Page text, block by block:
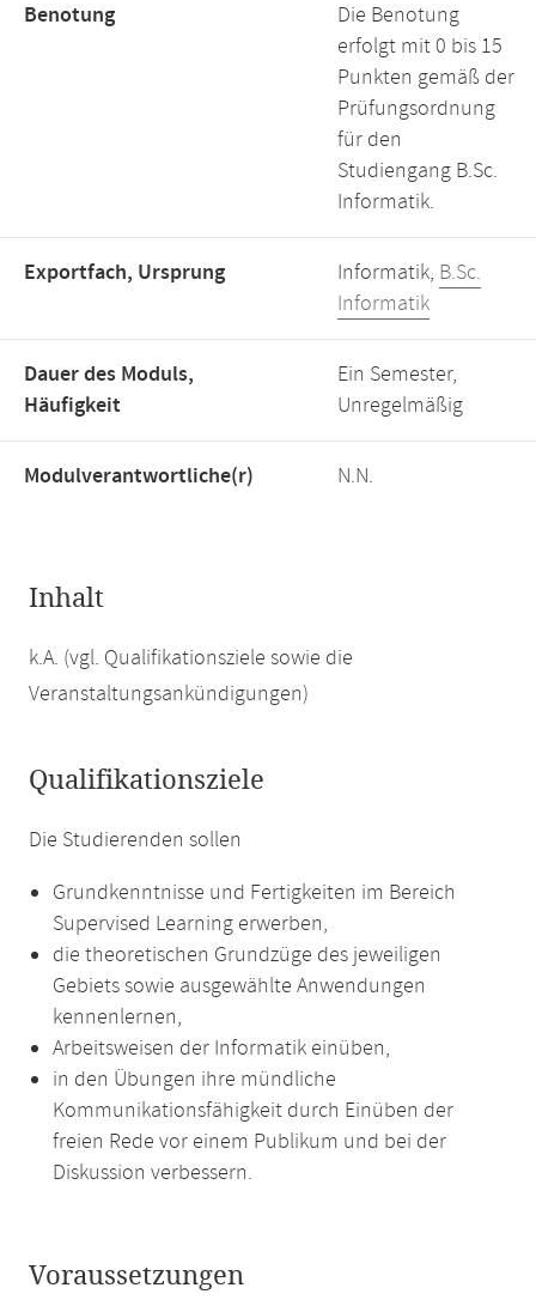
Benotung
Die Benotung
erfolgt mit 0 bis 15
Punkten gemäß der
Prüfungsordnung
für den
Studiengang B.Sc.
Informatik.
Exportfach, Ursprung Informatik, B.Sc.
Informatik
Dauer des Moduls,
Häufigkeit
Ein Semester,
Unregelmäßig
Modulverantwortliche(r) N.N.
Inhalt
k.A. (vgl. Qualifikationsziele sowie die
Veranstaltungsankündigungen)
Qualifikationsziele
Die Studierenden sollen
Grundkenntnisse und Fertigkeiten im Bereich
Supervised Learning erwerben,
die theoretischen Grundzüge des jeweiligen
Gebiets sowie ausgewählte Anwendungen
kennenlernen,
Arbeitsweisen der Informatik einüben,
in den Übungen ihre mündliche
Kommunikationsfähigkeit durch Einüben der
freien Rede vor einem Publikum und bei der
Diskussion verbessern.
Voraussetzungen